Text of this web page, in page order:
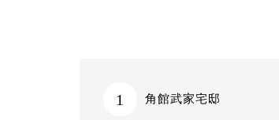
1 角館武家宅邸